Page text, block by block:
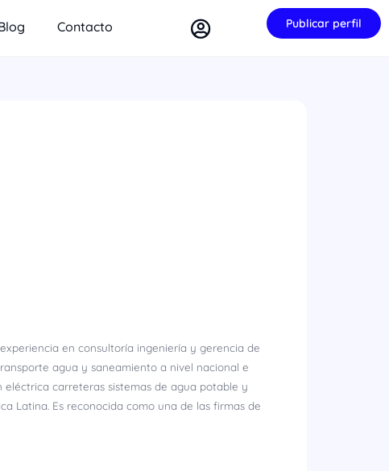
Contacto Publicar perfil
en consultoría ingeniería y gerencia de
agua y saneamiento a nivel nacional e
carreteras sistemas de agua potable y
Latina. Es reconocida como una de las firmas de